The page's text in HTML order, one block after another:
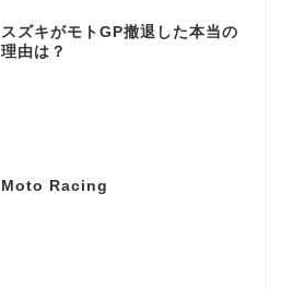
スズキがモトGP撤退した本当の
理由は？
Moto Racing